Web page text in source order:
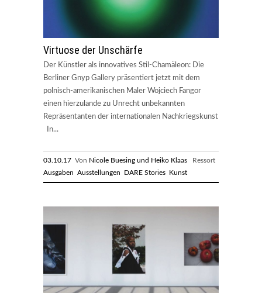
Virtuose der Unschärfe
Der Künstler als innovatives Stil-Chamäleon: Die
Berliner Gnyp Gallery präsentiert jetzt mit dem
polnisch-amerikanischen Maler Wojciech Fangor
einen hierzulande zu Unrecht unbekannten
Repräsentanten der internationalen Nachkriegskunst
In...
03.10.17 Von Nicole Buesing und Heiko Klaas Ressort
Ausgaben Ausstellungen DARE Stories Kunst